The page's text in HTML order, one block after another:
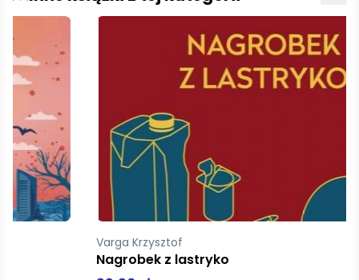
Varga Krzysztof
Nagrobek z lastryko